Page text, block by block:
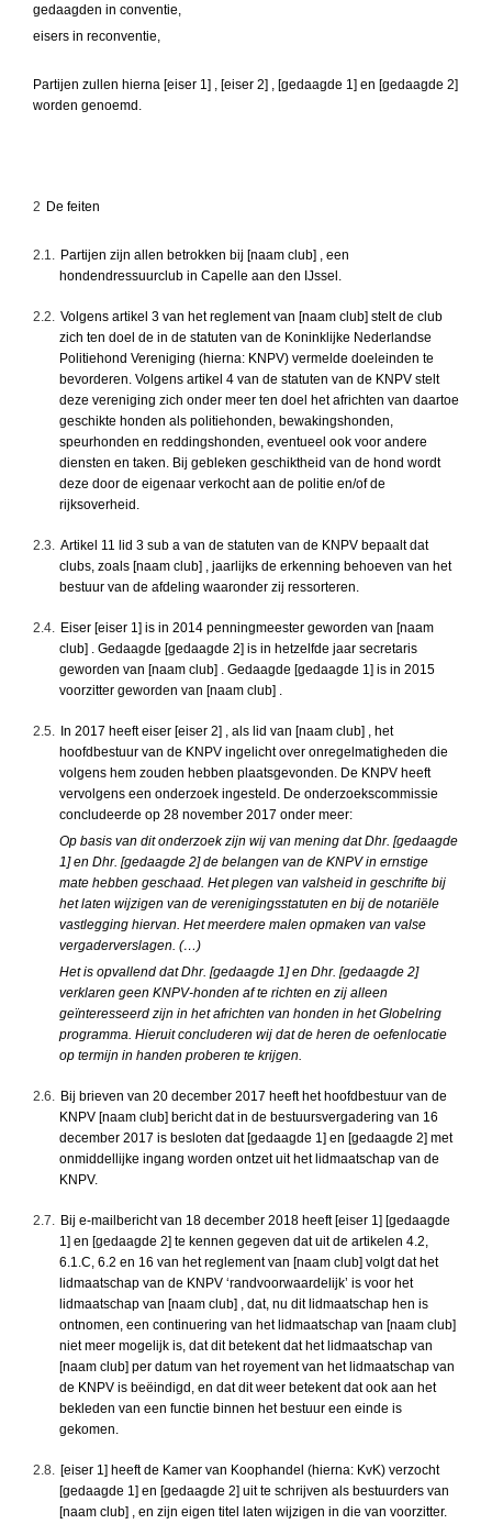
gedaagden in conventie,
eisers in reconventie,
Partijen zullen hierna [eiser 1] , [eiser 2] , [gedaagde 1] en [gedaagde 2]
worden genoemd.
2 De feiten
2.1.
Partijen zijn allen betrokken bij [naam club] , een
hondendressuurclub in Capelle aan den IJssel.
2.2.
Volgens artikel 3 van het reglement van [naam club] stelt de club
zich ten doel de in de statuten van de Koninklijke Nederlandse
Politiehond Vereniging (hierna: KNPV) vermelde doeleinden te
bevorderen. Volgens artikel 4 van de statuten van de KNPV stelt
deze vereniging zich onder meer ten doel het africhten van daartoe
geschikte honden als politiehonden, bewakingshonden,
speurhonden en reddingshonden, eventueel ook voor andere
diensten en taken. Bij gebleken geschiktheid van de hond wordt
deze door de eigenaar verkocht aan de politie en/of de
rijksoverheid.
2.3.
Artikel 11 lid 3 sub a van de statuten van de KNPV bepaalt dat
clubs, zoals [naam club] , jaarlijks de erkenning behoeven van het
bestuur van de afdeling waaronder zij ressorteren.
2.4.
Eiser [eiser 1] is in 2014 penningmeester geworden van [naam
club] . Gedaagde [gedaagde 2] is in hetzelfde jaar secretaris
geworden van [naam club] . Gedaagde [gedaagde 1] is in 2015
voorzitter geworden van [naam club] .
2.5.
In 2017 heeft eiser [eiser 2] , als lid van [naam club] , het
hoofdbestuur van de KNPV ingelicht over onregelmatigheden die
volgens hem zouden hebben plaatsgevonden. De KNPV heeft
vervolgens een onderzoek ingesteld. De onderzoekscommissie
concludeerde op 28 november 2017 onder meer:
Op basis van dit onderzoek zijn wij van mening dat Dhr. [gedaagde
1] en Dhr. [gedaagde 2] de belangen van de KNPV in ernstige
mate hebben geschaad. Het plegen van valsheid in geschrifte bij
het laten wijzigen van de verenigingsstatuten en bij de notariële
vastlegging hiervan. Het meerdere malen opmaken van valse
vergaderverslagen. (…)
Het is opvallend dat Dhr. [gedaagde 1] en Dhr. [gedaagde 2]
verklaren geen KNPV-honden af te richten en zij alleen
geïnteresseerd zijn in het africhten van honden in het Globelring
programma. Hieruit concluderen wij dat de heren de oefenlocatie
op termijn in handen proberen te krijgen.
2.6.
Bij brieven van 20 december 2017 heeft het hoofdbestuur van de
KNPV [naam club] bericht dat in de bestuursvergadering van 16
december 2017 is besloten dat [gedaagde 1] en [gedaagde 2] met
onmiddellijke ingang worden ontzet uit het lidmaatschap van de
KNPV.
2.7.
Bij e-mailbericht van 18 december 2018 heeft [eiser 1] [gedaagde
1] en [gedaagde 2] te kennen gegeven dat uit de artikelen 4.2,
6.1.C, 6.2 en 16 van het reglement van [naam club] volgt dat het
lidmaatschap van de KNPV ‘randvoorwaardelijk’ is voor het
lidmaatschap van [naam club] , dat, nu dit lidmaatschap hen is
ontnomen, een continuering van het lidmaatschap van [naam club]
niet meer mogelijk is, dat dit betekent dat het lidmaatschap van
[naam club] per datum van het royement van het lidmaatschap van
de KNPV is beëindigd, en dat dit weer betekent dat ook aan het
bekleden van een functie binnen het bestuur een einde is
gekomen.
2.8. [eiser 1] heeft de Kamer van Koophandel (hierna: KvK) verzocht
[gedaagde 1] en [gedaagde 2] uit te schrijven als bestuurders van
[naam club] , en zijn eigen titel laten wijzigen in die van voorzitter.